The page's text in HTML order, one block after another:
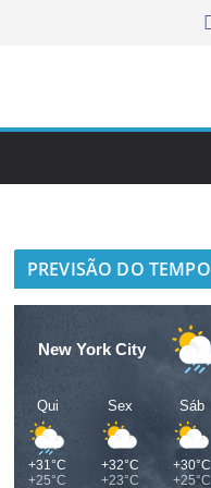
PREVISÃO DO TEMPO
New York City
Qui
+31°C
+25°C
Sex
+32°C
+23°C
Sáb
+30°C
+25°C